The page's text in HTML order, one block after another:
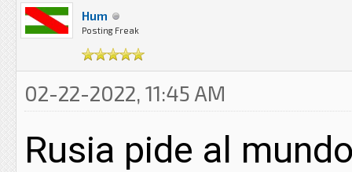
Hum
Posting Freak
02-22-2022, 11:45 AM
Rusia pide al